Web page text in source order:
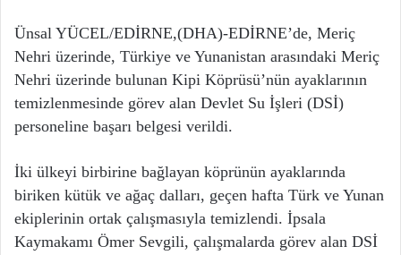
Ünsal YÜCEL/EDİRNE,(DHA)-EDİRNE’de, Meriç
Nehri üzerinde, Türkiye ve Yunanistan arasındaki Meriç
Nehri üzerinde bulunan Kipi Köprüsü’nün ayaklarının
temizlenmesinde görev alan Devlet Su İşleri (DSİ)
personeline başarı belgesi verildi.
İki ülkeyi birbirine bağlayan köprünün ayaklarında
biriken kütük ve ağaç dalları, geçen hafta Türk ve Yunan
ekiplerinin ortak çalışmasıyla temizlendi. İpsala
Kaymakamı Ömer Sevgili, çalışmalarda görev alan DSİ